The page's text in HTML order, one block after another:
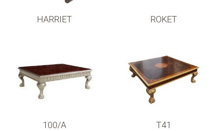
HARRIET ROKET
100/A T41